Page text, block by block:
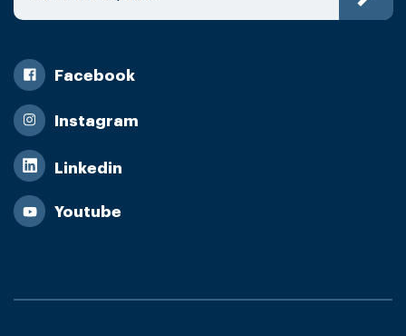
Facebook
Instagram
Linkedin
Youtube